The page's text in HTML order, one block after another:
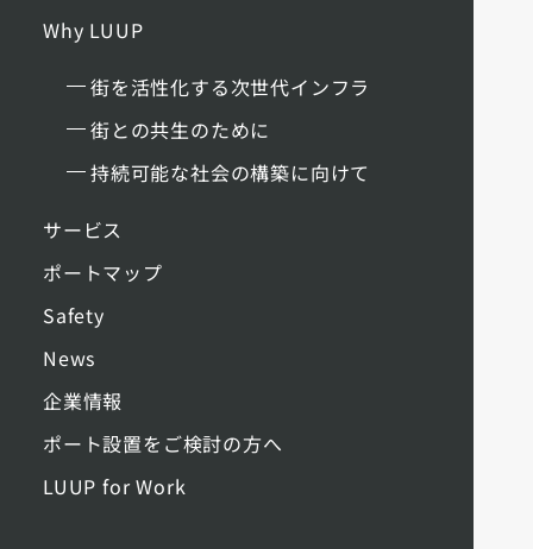
Why LUUP
街を活性化する次世代インフラ
街との共生のために
持続可能な社会の構築に向けて
サービス
ポートマップ
Safety
News
企業情報
ポート設置をご検討の方へ
LUUP for Work